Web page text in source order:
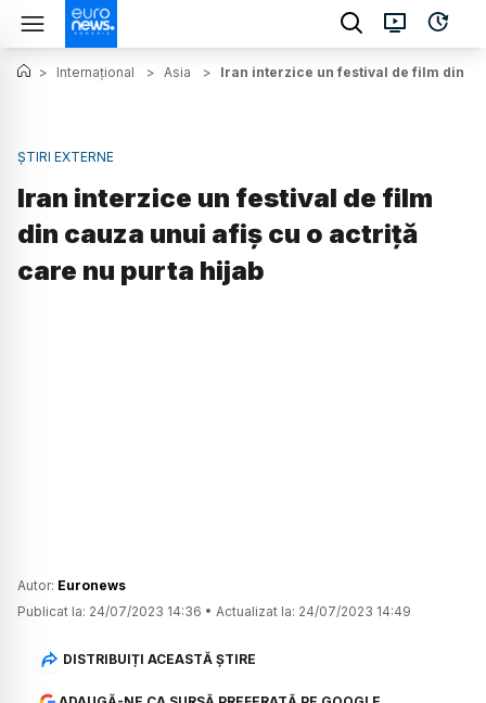
> Internațional > Asia > Iran interzice un festival de film din
ȘTIRI EXTERNE
Iran interzice un festival de film
din cauza unui afiș cu o actriță
care nu purta hijab
Autor: Euronews
Publicat la: 24/07/2023 14:36 • Actualizat la: 24/07/2023 14:49
DISTRIBUIȚI ACEASTĂ ȘTIRE